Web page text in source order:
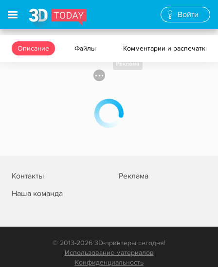
Войти
Описание Файлы Комментарии и распечатки
Реклама
Контакты
Реклама
Наша команда
© 2013-2026 3D-принтеры сегодня!
Использование материалов
Конфиденциальность